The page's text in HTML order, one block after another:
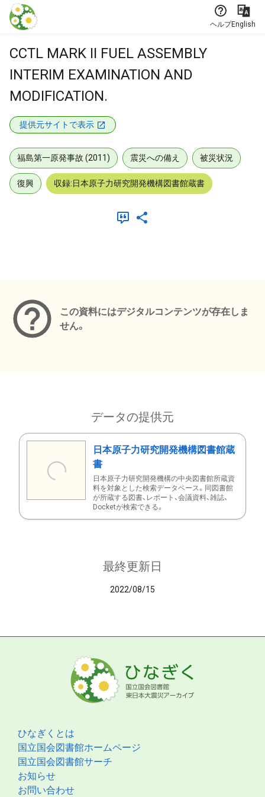
本文に飛ぶ
ヘルプEnglish
CCTL MARK II FUEL ASSEMBLY
INTERIM EXAMINATION AND
MODIFICATION.
提供元サイトで表示
福島第一原発事故 (2011) 震災への備え 被災状況
復興 収録:日本原子力研究開発機構図書館蔵書
この資料にはデジタルコンテンツが存在しま
せん。
データの提供元
日本原子力研究開発機構図書館蔵
書
日本原子力研究開発機構の中央図書館所蔵資
料を対象とした検索データベース。同図書館
が所蔵する図書、レポート、会議資料、雑誌、
Docketが検索できる。
最終更新日
2022/08/15
ひなぎくとは
国立国会図書館ホームページ
国立国会図書館サーチ
お知らせ
お問い合わせ